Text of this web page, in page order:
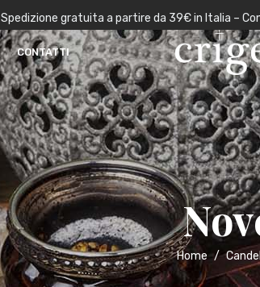
CONTATTI
Home /
Spedizione gratuita a partire da 39€ in Italia –